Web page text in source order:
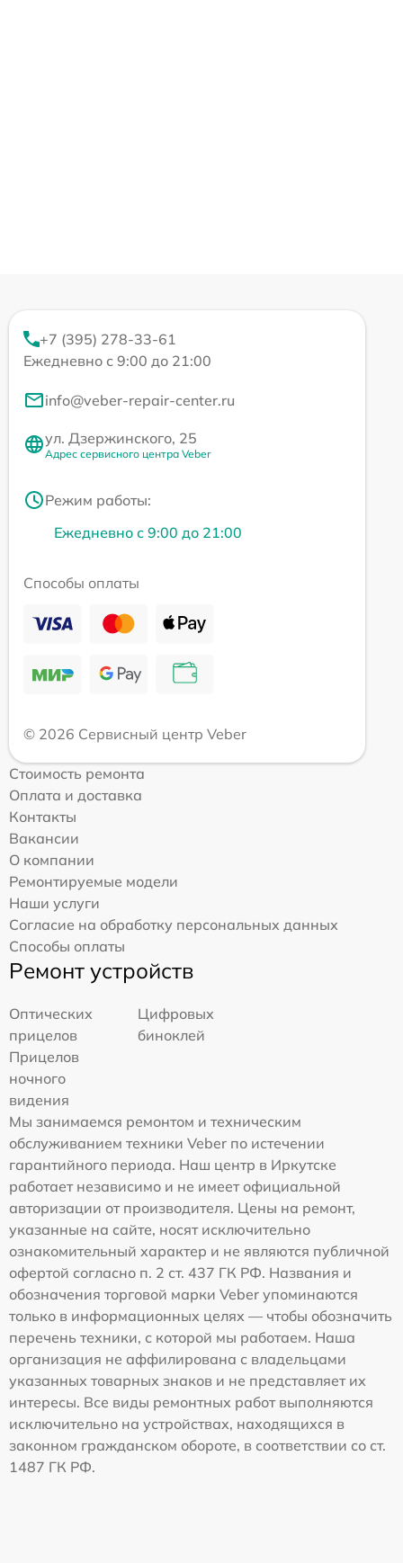
+7 (395) 278-33-61
Ежедневно с 9:00 до 21:00
info@veber-repair-center.ru
ул. Дзержинского, 25
Адрес сервисного центра Veber
Режим работы:
Ежедневно с 9:00 до 21:00
Способы оплаты
© 2026 Сервисный центр Veber
Стоимость ремонта
Оплата и доставка
Контакты
Вакансии
О компании
Ремонтируемые модели
Наши услуги
Согласие на обработку персональных данных
Способы оплаты
Ремонт устройств
Оптических
прицелов
Цифровых
биноклей
Прицелов
ночного
видения
Мы занимаемся ремонтом и техническим
обслуживанием техники Veber по истечении
гарантийного периода. Наш центр в Иркутске
работает независимо и не имеет официальной
авторизации от производителя. Цены на ремонт,
указанные на сайте, носят исключительно
ознакомительный характер и не являются публичной
офертой согласно п. 2 ст. 437 ГК РФ. Названия и
обозначения торговой марки Veber упоминаются
только в информационных целях — чтобы обозначить
перечень техники, с которой мы работаем. Наша
организация не аффилирована с владельцами
указанных товарных знаков и не представляет их
интересы. Все виды ремонтных работ выполняются
исключительно на устройствах, находящихся в
законном гражданском обороте, в соответствии со ст.
1487 ГК РФ.